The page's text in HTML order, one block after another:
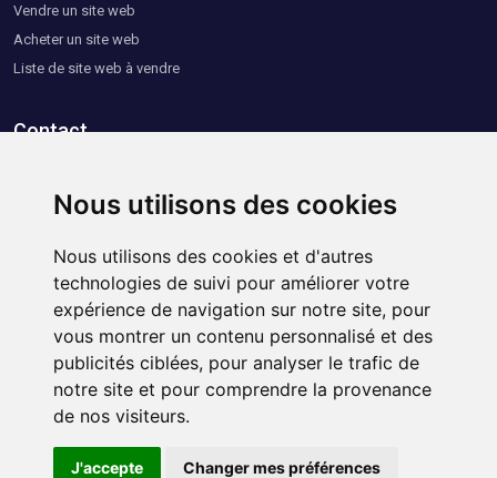
Nous utilisons des cookies
Nous utilisons des cookies et d'autres
technologies de suivi pour améliorer votre
expérience de navigation sur notre site, pour
vous montrer un contenu personnalisé et des
publicités ciblées, pour analyser le trafic de
notre site et pour comprendre la provenance
de nos visiteurs.
J'accepte Changer mes préférences
Vendre un site web
Acheter un site web
Liste de site web à vendre
Contact
Contactez-nous
Informations utiles
Mentions légales
Politiques de confidentialité